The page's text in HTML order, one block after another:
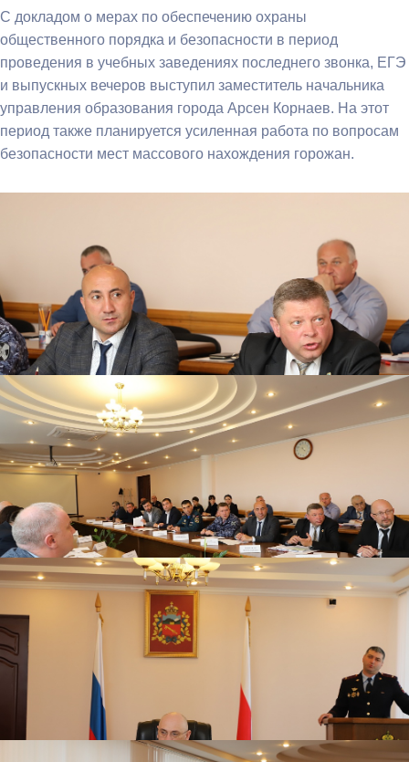
С докладом о мерах по обеспечению охраны
общественного порядка и безопасности в период
проведения в учебных заведениях последнего звонка, ЕГЭ
и выпускных вечеров выступил заместитель начальника
управления образования города Арсен Корнаев. На этот
период также планируется усиленная работа по вопросам
безопасности мест массового нахождения горожан.